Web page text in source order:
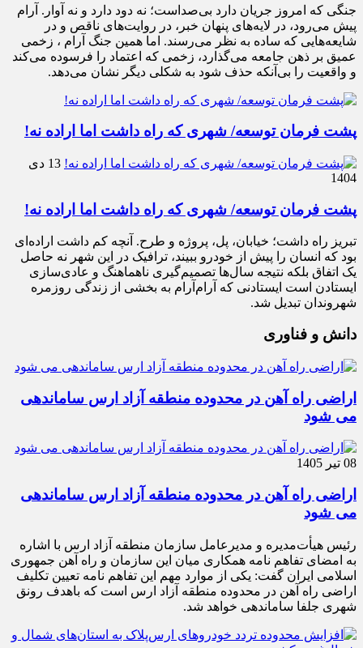
جنگی که امروز جریان دارد بی‌صداست؛ نه دود دارد و نه آوار. آرام
پیش می‌رود، در لایه‌های پنهان خبر، در روایت‌های ناقص و در
شایعه‌هایی که ساده به نظر می‌رسند. اما همین جنگ آرام ، زخمی
عمیق بر ذهن جامعه می‌گذارد، زخمی که اعتماد را فرسوده می‌کند
و واقعیت را بی‌آنکه حذف شود به شکلی دیگر نشان می‌دهد.
پشت فرمان توسعه/ شهری که راه داشت اما اراده نه!
13 دی
1404
پشت فرمان توسعه/ شهری که راه داشت اما اراده نه!
تبریز راه داشت؛ خیابان، پل، پروژه و طرح. آنچه کم داشت اراده‌ای
بود که انسان را پیش از خودرو ببیند، ترافیک در این شهر نه حاصل
یک اتفاق بلکه نتیجه سال‌ها تصمیم‌گیری ناهماهنگ و عادی‌سازی
ایستادن است ایستادنی که آرام‌آرام به بخشی از زندگی روزمره
شهروندان تبدیل شد.
دانش و فناوری
اراضی راه آهن در محدوده منطقه آزاد ارس ساماندهی
می شود
08 تیر 1405
اراضی راه آهن در محدوده منطقه آزاد ارس ساماندهی
می شود
رئیس هیأت‌مدیره و مدیرعامل سازمان منطقه آزاد ارس با اشاره
به امضای تفاهم نامه همکاری میان این سازمان و راه آهن جمهوری
اسلامی ایران گفت: یکی از موارد مهم این تفاهم نامه تعیین تکلیف
اراضی راه آهن در محدوده منطقه آزاد ارس است که باهدف رونق
شهری جلفا ساماندهی خواهد شد.